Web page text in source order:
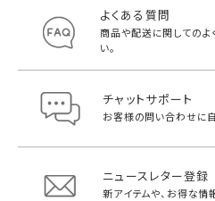
よくある質問
商品や配送に関してのよ
い。
チャットサポート
お客様の問い合わせに
ニュースレター登録
新アイテムや、お得な情